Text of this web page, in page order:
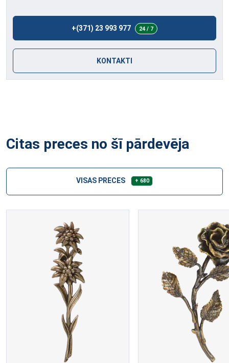
+(371) 23 993 977 24 / 7
KONTAKTI
Citas preces no šī pārdevēja
VISAS PRECES + 680